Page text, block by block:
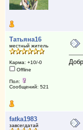
Татьяна16
местный житель
Карма: +10/-0
Offline
Пол:
Сообщений: 521
fatka1983
завсегдатай